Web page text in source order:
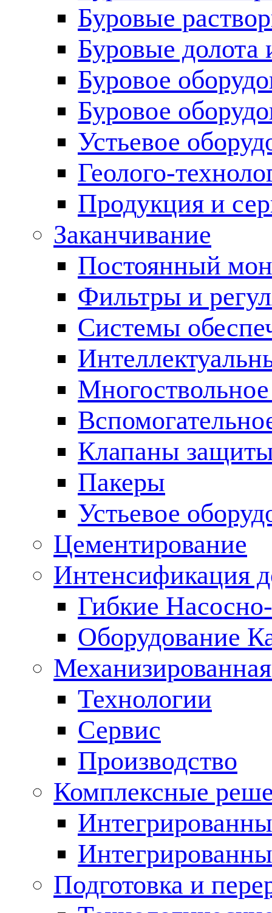
Буровые
Буровые долота
Буровое
Буровое
Устьевое
Геолого-
Продукция и
Заканчивание
Постоянный
Фильтры и
Cистемы
Клапаны
Пакеры
Устьевое
Цементирование
Интенсификация
Гибкие
Оборудование
Технологии
Сервис
Производство
Комплексные
Подготовка и